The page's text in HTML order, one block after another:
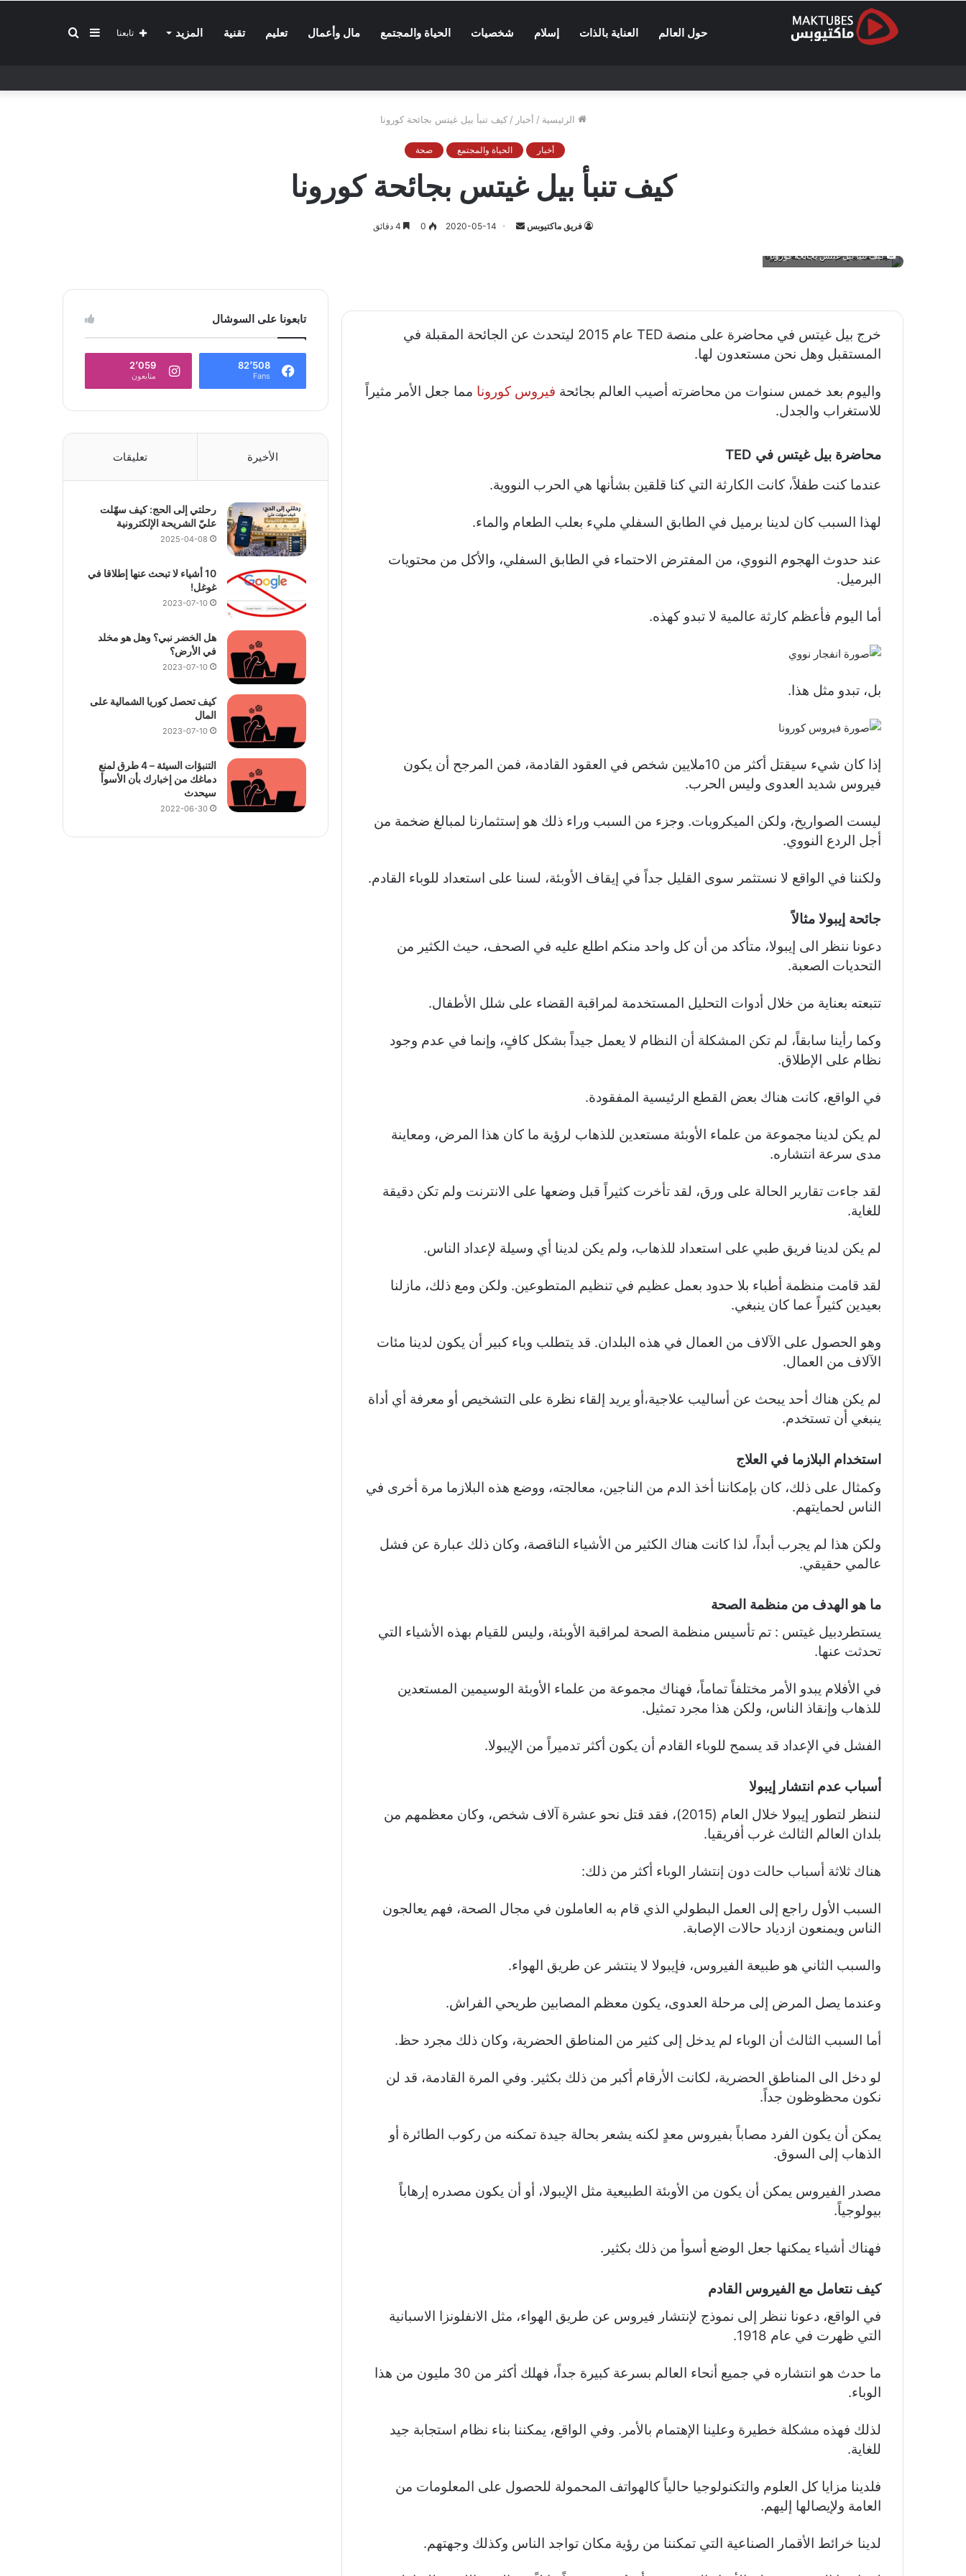
حول العالم العناية بالذات إسلام شخصيات الحياة والمجتمع مال وأعمال تعليم تقنية المزيد بحثإضافة تابعنا
الرئيسية / أخبار / كيف تنبأ بيل غيتس بجائحة كورونا
أخبار الحياة والمجتمع صحة
كيف تنبأ بيل غيتس بجائحة كورونا
فريق ماكتيوبس
أرسل 2020-05-14
0
كيف تنبأ بيل غيتس بجائحة كورونا
خرج بيل غيتس في محاضرة على منصة TED عام 2015 ليتحدث عن الجائحة المقبلة في
المستقبل وهل نحن مستعدون لها.
واليوم بعد خمس سنوات من محاضرته أصيب العالم بجائحة فيروس كورونا مما جعل الأمر مثيراً
للاستغراب والجدل.
محاضرة بيل غيتس في TED
عندما كنت طفلاً، كانت الكارثة التي كنا قلقين بشأنها هي الحرب النووية.
لهذا السبب كان لدينا برميل في الطابق السفلي مليء بعلب الطعام والماء.
عند حدوث الهجوم النووي، من المفترض الاحتماء في الطابق السفلي، والأكل من محتويات
البرميل.
أما اليوم فأعظم كارثة عالمية لا تبدو كهذه.
بل، تبدو مثل هذا.
إذا كان شيء سيقتل أكثر من 10ملايين شخص في العقود القادمة، فمن المرجح أن يكون
فيروس شديد العدوى وليس الحرب.
ليست الصواريخ، ولكن الميكروبات. وجزء من السبب وراء ذلك هو إستثمارنا لمبالغ ضخمة من
أجل الردع النووي.
ولكننا في الواقع لا نستثمر سوى القليل جداً في إيقاف الأوبئة، لسنا على استعداد للوباء القادم.
جائحة إيبولا مثالاً
دعونا ننظر الى إيبولا، متأكد من أن كل واحد منكم اطلع عليه في الصحف، حيث الكثير من
التحديات الصعبة.
تتبعته بعناية من خلال أدوات التحليل المستخدمة لمراقبة القضاء على شلل الأطفال.
وكما رأينا سابقاً، لم تكن المشكلة أن النظام لا يعمل جيداً بشكل كافٍ، وإنما في عدم وجود
نظام على الإطلاق.
في الواقع، كانت هناك بعض القطع الرئيسية المفقودة.
لم يكن لدينا مجموعة من علماء الأوبئة مستعدين للذهاب لرؤية ما كان هذا المرض، ومعاينة
مدى سرعة انتشاره.
لقد جاءت تقارير الحالة على ورق، لقد تأخرت كثيراً قبل وضعها على الانترنت ولم تكن دقيقة
للغاية.
لم يكن لدينا فريق طبي على استعداد للذهاب، ولم يكن لدينا أي وسيلة لإعداد الناس.
لقد قامت منظمة أطباء بلا حدود بعمل عظيم في تنظيم المتطوعين. ولكن ومع ذلك، مازلنا
بعيدين كثيراً عما كان ينبغي.
وهو الحصول على الآلاف من العمال في هذه البلدان. قد يتطلب وباء كبير أن يكون لدينا مئات
الآلاف من العمال.
لم يكن هناك أحد يبحث عن أساليب علاجية،أو يريد إلقاء نظرة على التشخيص أو معرفة أي أداة
ينبغي أن تستخدم.
استخدام البلازما في العلاج
وكمثال على ذلك، كان بإمكاننا أخذ الدم من الناجين، معالجته، ووضع هذه البلازما مرة أخرى في
الناس لحمايتهم.
ولكن هذا لم يجرب أبداً، لذا كانت هناك الكثير من الأشياء الناقصة، وكان ذلك عبارة عن فشل
عالمي حقيقي.
ما هو الهدف من منظمة الصحة
يستطردبيل غيتس : تم تأسيس منظمة الصحة لمراقبة الأوبئة، وليس للقيام بهذه الأشياء التي
تحدثت عنها.
في الأفلام يبدو الأمر مختلفاً تماماً، فهناك مجموعة من علماء الأوبئة الوسيمين المستعدين
للذهاب وإنقاذ الناس، ولكن هذا مجرد تمثيل.
الفشل في الإعداد قد يسمح للوباء القادم أن يكون أكثر تدميراً من الإيبولا.
أسباب عدم انتشار إيبولا
لننظر لتطور إيبولا خلال العام (2015)، فقد قتل نحو عشرة آلاف شخص، وكان معظمهم من
بلدان العالم الثالث غرب أفريقيا.
هناك ثلاثة أسباب حالت دون إنتشار الوباء أكثر من ذلك:
السبب الأول راجع إلى العمل البطولي الذي قام به العاملون في مجال الصحة، فهم يعالجون
الناس ويمنعون ازدياد حالات الإصابة.
والسبب الثاني هو طبيعة الفيروس، فإيبولا لا ينتشر عن طريق الهواء.
وعندما يصل المرض إلى مرحلة العدوى، يكون معظم المصابين طريحي الفراش.
أما السبب الثالث أن الوباء لم يدخل إلى كثير من المناطق الحضرية، وكان ذلك مجرد حظ.
لو دخل الى المناطق الحضرية، لكانت الأرقام أكبر من ذلك بكثير. وفي المرة القادمة، قد لن
نكون محظوظون جداً.
يمكن أن يكون الفرد مصاباً بفيروس معدٍ لكنه يشعر بحالة جيدة تمكنه من ركوب الطائرة أو
الذهاب إلى السوق.
مصدر الفيروس يمكن أن يكون من الأوبئة الطبيعية مثل الإيبولا، أو أن يكون مصدره إرهاباً
بيولوجياً.
فهناك أشياء يمكنها جعل الوضع أسوأ من ذلك بكثير.
كيف نتعامل مع الفيروس القادم
في الواقع، دعونا ننظر إلى نموذج لإنتشار فيروس عن طريق الهواء، مثل الانفلونزا الاسبانية
التي ظهرت في عام 1918.
ما حدث هو انتشاره في جميع أنحاء العالم بسرعة كبيرة جداً، فهلك أكثر من 30 مليون من هذا
الوباء.
لذلك فهذه مشكلة خطيرة وعلينا الإهتمام بالأمر. وفي الواقع، يمكننا بناء نظام استجابة جيد
للغاية.
فلدينا مزايا كل العلوم والتكنولوجيا حالياً كالهواتف المحمولة للحصول على المعلومات من
العامة ولإيصالها إليهم.
لدينا خرائط الأقمار الصناعية التي تمكننا من رؤية مكان تواجد الناس وكذلك وجهتهم.
تابعونا على السوشال
82٬508
Fans
2٬059
متابعون
الأخيرة تعليقات
رحلتي إلى الحج: كيف سهّلت
عليّ الشريحة الإلكترونية
2025-04-08
10 أشياء لا تبحث عنها إطلاقا في
غوغل!
2023-07-10
هل الخضر نبي؟ وهل هو مخلد
في الأرض؟
2023-07-10
كيف تحصل كوريا الشمالية على
المال
2023-07-10
التنبؤات السيئة – 4 طرق لمنع
دماغك من إخبارك بأن الأسوأ
سيحدث
2022-06-30